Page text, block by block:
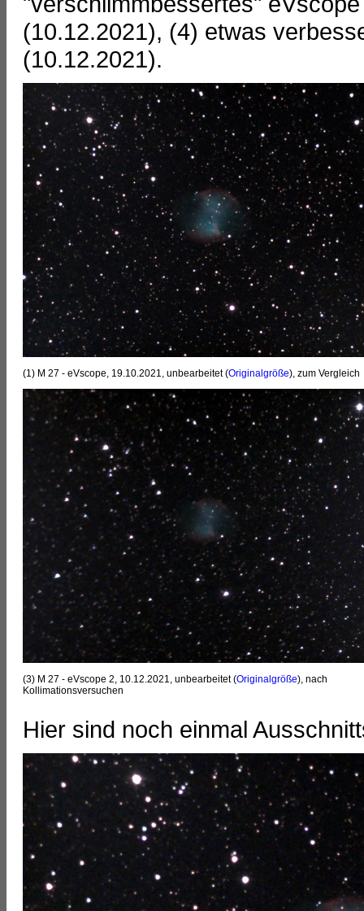
(10.12.2021), (4) etwas
(10.12.2021).
(1) M 27 - eVscope, 19.10.2021, unbearbeitet (Originalgröße), zum Vergleich
(3) M 27 - eVscope 2, 10.12.2021, unbearbeitet (Originalgröße), nach
Kollimationsversuchen
Hier sind noch einmal